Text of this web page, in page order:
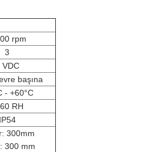
rpm
3
VDC
başına
- +60°C
RH
IP54
300mm
300 mm